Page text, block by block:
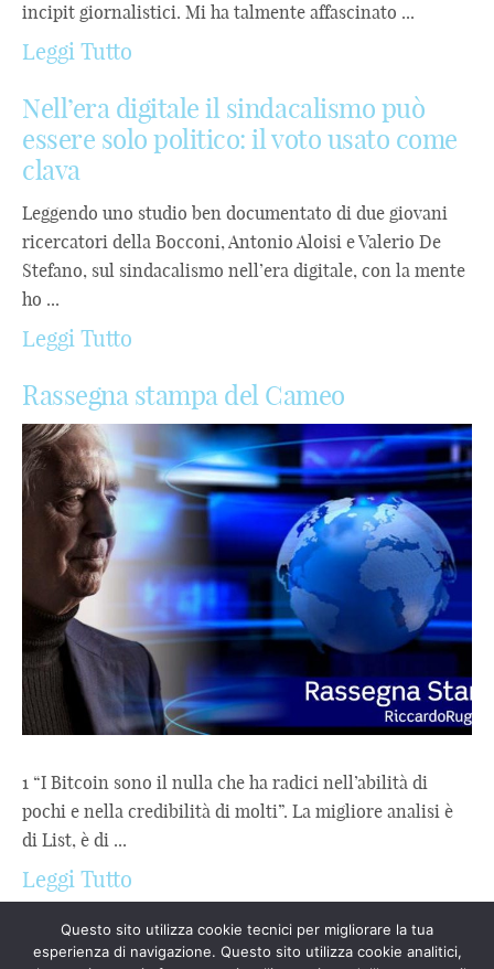
incipit giornalistici. Mi ha talmente affascinato ...
Leggi Tutto
Nell’era digitale il sindacalismo può
essere solo politico: il voto usato come
clava
Leggendo uno studio ben documentato di due giovani
ricercatori della Bocconi, Antonio Aloisi e Valerio De
Stefano, sul sindacalismo nell’era digitale, con la mente
ho ...
Leggi Tutto
Rassegna stampa del Cameo
1 “I Bitcoin sono il nulla che ha radici nell’abilità di
pochi e nella credibilità di molti”. La migliore analisi è
di List, è di ...
Leggi Tutto
Questo sito utilizza cookie tecnici per migliorare la tua
esperienza di navigazione. Questo sito utilizza cookie analitici,